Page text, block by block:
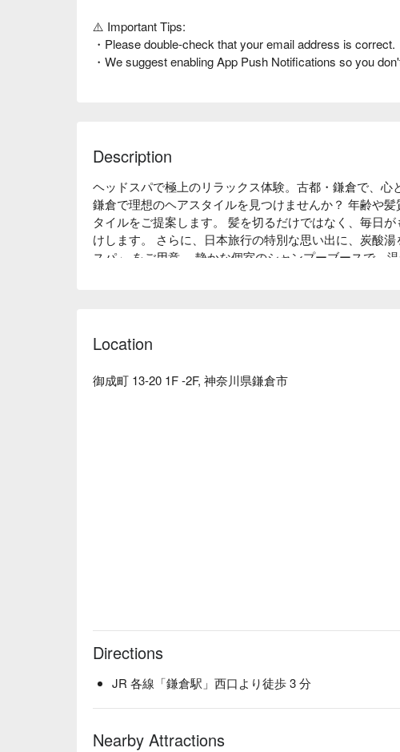
⚠️ Important Tips:
・Please double-check that your email address is correct.
・We suggest enabling App Push Notifications so you
Description
ヘッドスパで極上のリラックス体験。古都・鎌倉で、心
鎌倉で理想のヘアスタイルを見つけませんか？ 年齢や
タイルをご提案します。 髪を切るだけではなく、毎日
けします。 さらに、日本旅行の特別な思い出に、炭酸
スパ」 をご用意。 静かな個室のシャンプーブースで、
Location
御成町 13-20 1F -2F, 神奈川県鎌倉市
Directions
JR 各線「鎌倉駅」西口より徒歩 3 分
Nearby Attractions